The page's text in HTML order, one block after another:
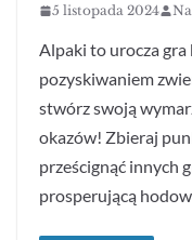
5 listopada 2024
Alpaki to urocza
pozyskiwaniem
stwórz swoją
okazów! Zbieraj
prześcignąć innych
prosperującą